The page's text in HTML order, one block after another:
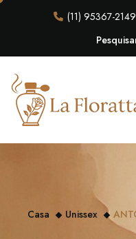
(11) 95367-2149
Casa Unissex